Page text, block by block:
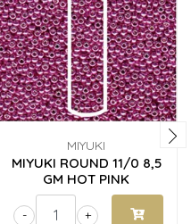
MIYUKI
MIYUKI ROUND 11/0 8,5
GM HOT PINK
+
-